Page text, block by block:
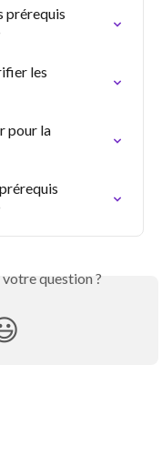
prérequis
les
pour la
question ?